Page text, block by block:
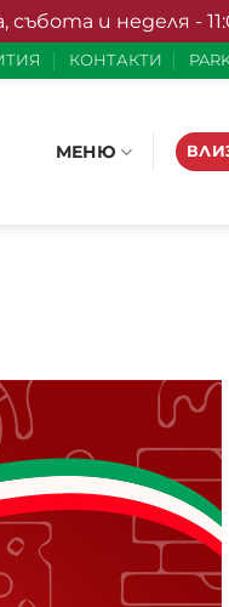
и неделя -
КОНТАКТИ
МЕНЮ